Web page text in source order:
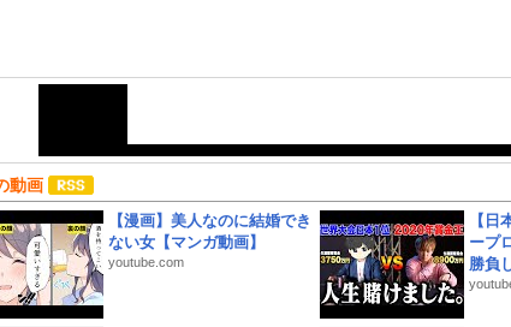
動画
【漫画】美人なのに結婚でき
ない女【マンガ動画】
youtube.com
【日
ープ
勝負